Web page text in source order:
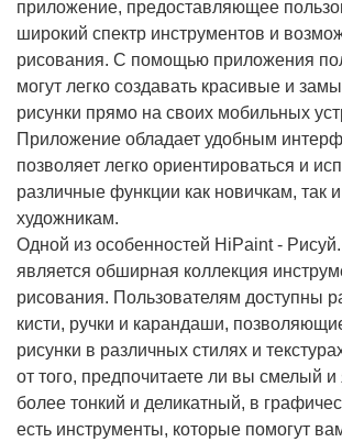
приложение, предоставляющее
широкий спектр инструментов и
рисования. С помощью приложения
могут легко создавать красивые и
рисунки прямо на своих мобильных
Приложение обладает удобным
позволяет легко ориентироваться и
различные функции как новичкам, так
художникам.
Одной из особенностей HiPaint -
является обширная коллекция
рисования. Пользователям доступны
кисти, ручки и карандаши,
рисунки в различных стилях и
от того, предпочитаете ли вы смелый и
более тонкий и деликатный, в
есть инструменты, которые помогут